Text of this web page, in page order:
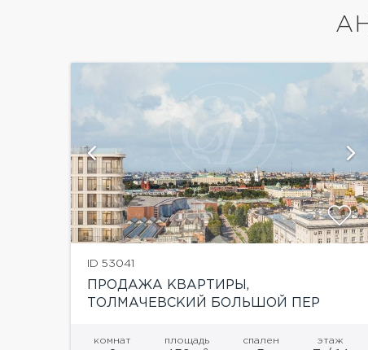
ID 53041
ПРОДАЖА КВАРТИРЫ,
ТОЛМАЧЕВСКИЙ БОЛЬШОЙ ПЕР
комнат площадь спален этаж